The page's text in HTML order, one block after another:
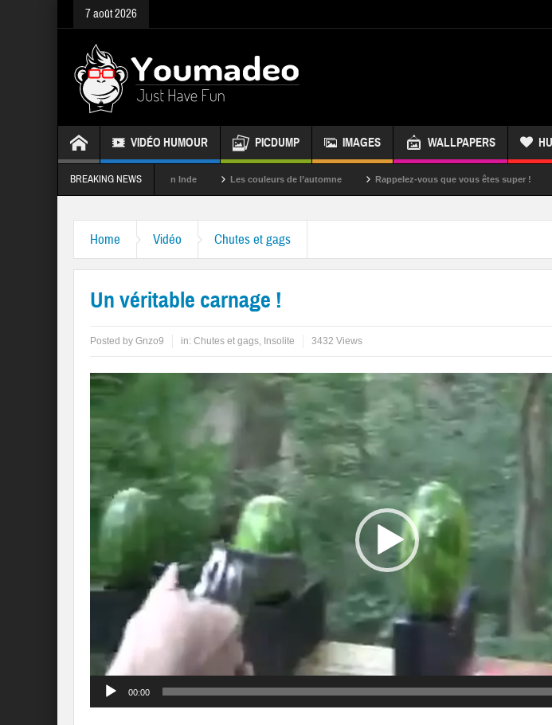
7 août 2026
VIDÉO HUMOUR PICDUMP IMAGES WALLPAPERS
BREAKING NEWS
La fête des couleurs en Inde Les couleurs de l’automne Rappelez-vous que vous êtes super ! Bande
Home Vidéo Chutes et gags
Un véritable carnage !
Posted by Gnzo9 in: Chutes et gags, Insolite 3432 Views
Lecteur
00:00